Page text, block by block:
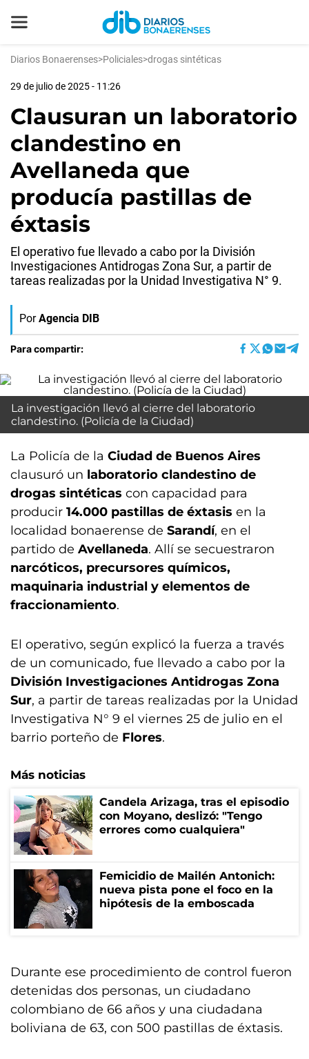
Diarios Bonaerenses>Policiales>drogas sintéticas
29 de julio de 2025 - 11:26
Clausuran un laboratorio
clandestino en
Avellaneda que
producía pastillas de
éxtasis
El operativo fue llevado a cabo por la División
Investigaciones Antidrogas Zona Sur, a partir de
tareas realizadas por la Unidad Investigativa N° 9.
Por Agencia DIB
Para compartir:
La investigación llevó al cierre del laboratorio
clandestino. (Policía de la Ciudad)
La Policía de la Ciudad de Buenos Aires
clausuró un laboratorio clandestino de
drogas sintéticas con capacidad para
producir 14.000 pastillas de éxtasis en la
localidad bonaerense de Sarandí, en el
partido de Avellaneda. Allí se secuestraron
narcóticos, precursores químicos,
maquinaria industrial y elementos de
fraccionamiento.
El operativo, según explicó la fuerza a través
de un comunicado, fue llevado a cabo por la
División Investigaciones Antidrogas Zona
Sur, a partir de tareas realizadas por la Unidad
Investigativa N° 9 el viernes 25 de julio en el
barrio porteño de Flores.
Más noticias
Candela Arizaga, tras el episodio
con Moyano, deslizó: "Tengo
errores como cualquiera"
Femicidio de Mailén Antonich:
nueva pista pone el foco en la
hipótesis de la emboscada
Durante ese procedimiento de control fueron
detenidas dos personas, un ciudadano
colombiano de 66 años y una ciudadana
boliviana de 63, con 500 pastillas de éxtasis.